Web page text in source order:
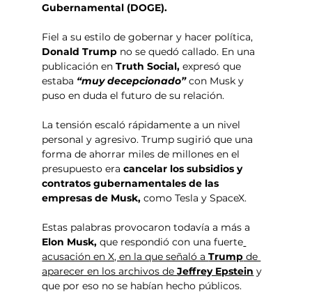
Gubernamental (DOGE).
Fiel a su estilo de gobernar y hacer política,
Donald Trump no se quedó callado. En una
publicación en Truth Social, expresó que
estaba “muy decepcionado” con Musk y
puso en duda el futuro de su relación.
La tensión escaló rápidamente a un nivel
personal y agresivo. Trump sugirió que una
forma de ahorrar miles de millones en el
presupuesto era cancelar los subsidios y
contratos gubernamentales de las
empresas de Musk, como Tesla y SpaceX.
Estas palabras provocaron todavía a más a
Elon Musk, que respondió con una fuerte
acusación en X, en la que señaló a Trump de
aparecer en los archivos de Jeffrey Epstein y
que por eso no se habían hecho públicos.